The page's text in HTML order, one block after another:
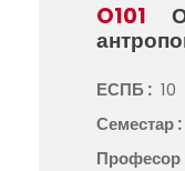
O101
ЕСПБ : 10
Семестар :
Професор